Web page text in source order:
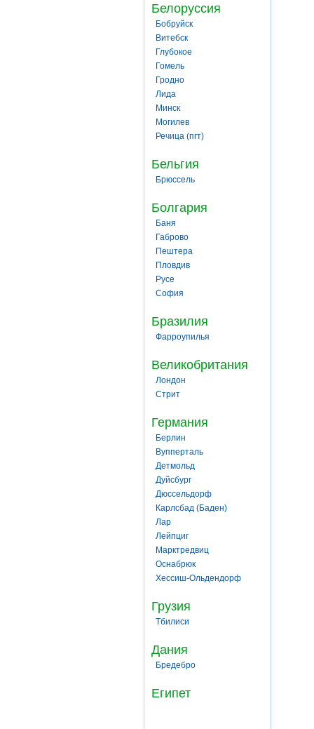
Белоруссия
Бобруйск
Витебск
Глубокое
Гомель
Гродно
Лида
Минск
Могилев
Речица (пгт)
Бельгия
Брюссель
Болгария
Баня
Габрово
Пештера
Пловдив
Русе
София
Бразилия
Фарроупилья
Великобритания
Лондон
Стрит
Германия
Берлин
Вупперталь
Детмольд
Дуйсбург
Дюссельдорф
Карлсбад (Баден)
Лар
Лейпциг
Марктредвиц
Оснабрюк
Хессиш-Ольдендорф
Грузия
Тбилиси
Дания
Бредебро
Египет